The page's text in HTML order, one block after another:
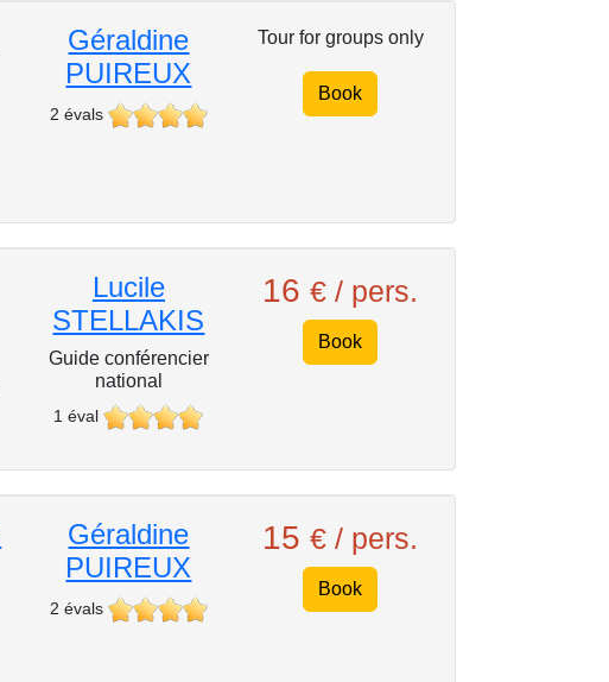
Géraldine
PUIREUX
2 évals
Tour for groups only
Book
Lucile
STELLAKIS
Guide conférencier
national
1 éval
16€ / pers.
Book
Géraldine
PUIREUX
2 évals
15€ / pers.
Book